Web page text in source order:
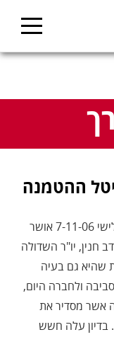
ההטמנה
הכנסת השדולה הסביבתית-חברתית יום שלישי 7-11-06 אושר
חנין, יו"ר השדולה
שהיא גם בעיה
ולחברה היום,
אשר מסדיר את
בדיון עלה חשש